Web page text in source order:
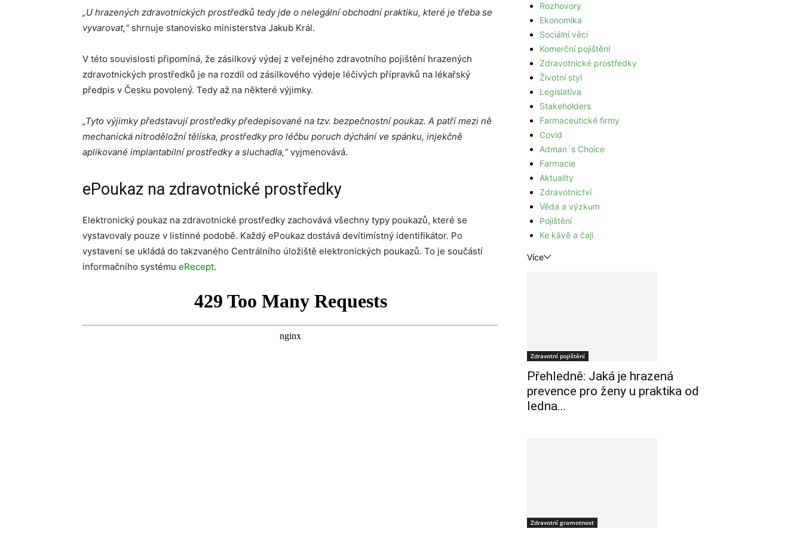
„U hrazených zdravotnických prostředků tedy jde o nelegální obchodní praktiku, které je třeba se
vyvarovat,“ shrnuje stanovisko ministerstva Jakub Král.
V této souvislosti připomíná, že zásilkový výdej z veřejného zdravotního pojištění hrazených
zdravotnických prostředků je na rozdíl od zásilkového výdeje léčivých přípravků na lékařský
předpis v Česku povolený. Tedy až na některé výjimky.
„Tyto výjimky představují prostředky předepisované na tzv. bezpečnostní poukaz. A patří mezi ně
mechanická nitroděložní tělíska, prostředky pro léčbu poruch dýchání ve spánku, injekčně
aplikované implantabilní prostředky a sluchadla,“vyjmenovává.
ePoukaz na zdravotnické prostředky
Elektronický poukaz na zdravotnické prostředky zachovává všechny typy poukazů, které se
vystavovaly pouze v listinné podobě. Každý ePoukaz dostává devítimístný identifikátor. Po
vystavení se ukládá do takzvaného Centrálního úložiště elektronických poukazů. To je součástí
informačního systému eRecept.
Rozhovory
Ekonomika
Sociální věci
Komerční pojištění
Zdravotnické prostředky
Životní styl
Legislativa
Stakeholders
Farmaceutické firmy
Covid
Adman´s Choice
Farmacie
Aktuality
Zdravotnictví
Věda a výzkum
Pojištění
Ke kávě a čaji
Více
Zdravotní pojištění
Přehledně: Jaká je hrazená
prevence pro ženy u praktika od
ledna...
Zdravotní gramotnost